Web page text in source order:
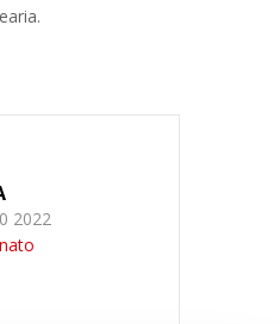
2022